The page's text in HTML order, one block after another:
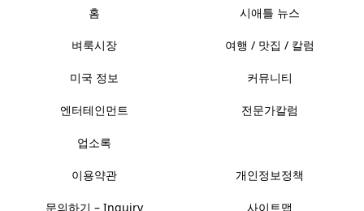
홈 시애틀 뉴스
벼룩시장 여행 / 맛집 / 칼럼
미국 정보 커뮤니티
엔터테인먼트 전문가칼럼
업소록
이용약관 개인정보정책
문의하기 – Inquiry 사이트맵